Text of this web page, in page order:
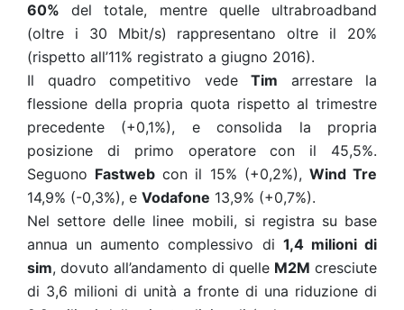
60% del totale, mentre quelle ultrabroadband
(oltre i 30 Mbit/s) rappresentano oltre il 20%
(rispetto all’11% registrato a giugno 2016).
Il quadro competitivo vede Tim arrestare la
flessione della propria quota rispetto al trimestre
precedente (+0,1%), e consolida la propria
posizione di primo operatore con il 45,5%.
Seguono Fastweb con il 15% (+0,2%), Wind Tre
14,9% (-0,3%), e Vodafone 13,9% (+0,7%).
Nel settore delle linee mobili, si registra su base
annua un aumento complessivo di 1,4 milioni di
sim, dovuto all’andamento di quelle M2M cresciute
di 3,6 milioni di unità a fronte di una riduzione di